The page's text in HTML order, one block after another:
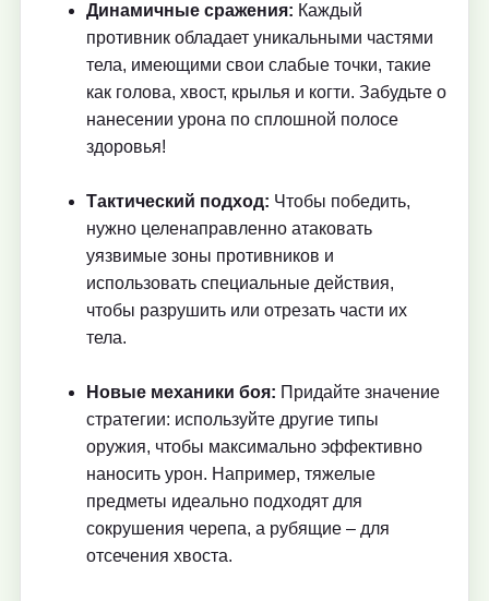
Динамичные сражения: Каждый
противник обладает уникальными частями
тела, имеющими свои слабые точки, такие
как голова, хвост, крылья и когти. Забудьте о
нанесении урона по сплошной полосе
здоровья!
Тактический подход: Чтобы победить,
нужно целенаправленно атаковать
уязвимые зоны противников и
использовать специальные действия,
чтобы разрушить или отрезать части их
тела.
Новые механики боя: Придайте значение
стратегии: используйте другие типы
оружия, чтобы максимально эффективно
наносить урон. Например, тяжелые
предметы идеально подходят для
сокрушения черепа, а рубящие – для
отсечения хвоста.